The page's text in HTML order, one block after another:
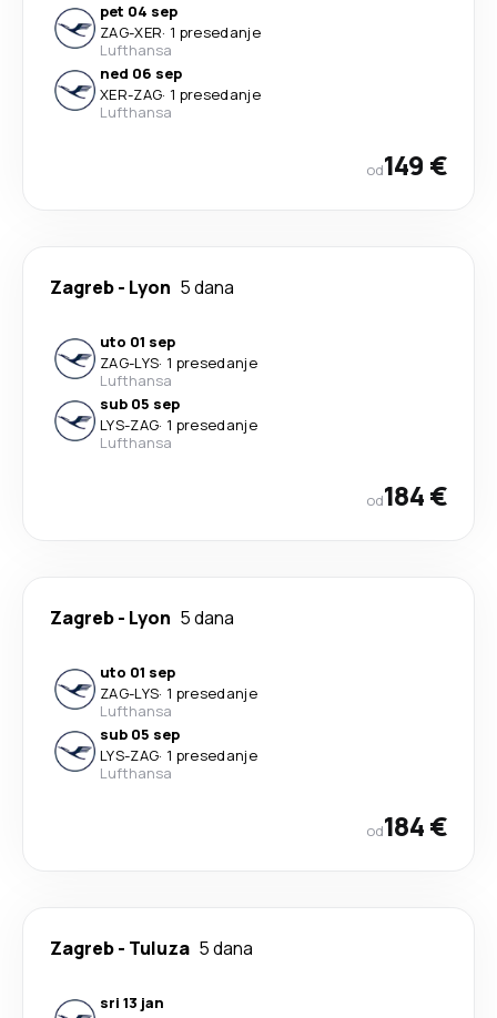
pet 04 sep
ZAG-XER· 1 presedanje
Lufthansa
ned 06 sep
XER-ZAG· 1 presedanje
Lufthansa
od149 €
Zagreb- Lyon 5 dana
uto 01 sep
ZAG-LYS· 1 presedanje
Lufthansa
sub 05 sep
LYS-ZAG· 1 presedanje
Lufthansa
od184 €
Zagreb- Lyon 5 dana
uto 01 sep
ZAG-LYS· 1 presedanje
Lufthansa
sub 05 sep
LYS-ZAG· 1 presedanje
Lufthansa
od184 €
Zagreb- Tuluza 5 dana
sri 13 jan